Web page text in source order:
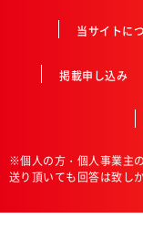
当サイトに
掲載申し込み
※個人の方・個人事業主
送り頂いても回答は致し